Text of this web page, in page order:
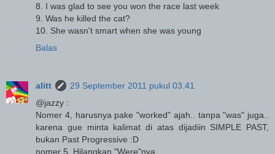
8. I was glad to see you won the race last week
9. Was he killed the cat?
10. She wasn't smart when she was young
Balas
alitt
29 September 2011 pukul 03.41
@jazzy :
Nomer 4, harusnya pake "worked" ajah.. tanpa "was" juga..
karena gue minta kalimat di atas dijadiin SIMPLE PAST,
bukan Past Progressive :D
nomer 5, Hilangkan "Were"nya..